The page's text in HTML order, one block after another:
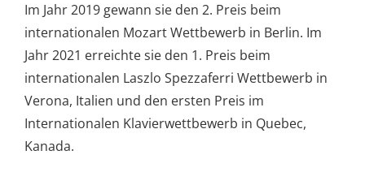
Im Jahr 2019 gewann sie den 2. Preis beim
internationalen Mozart Wettbewerb in Berlin. Im
Jahr 2021 erreichte sie den 1. Preis beim
internationalen Laszlo Spezzaferri Wettbewerb in
Verona, Italien und den ersten Preis im
Internationalen Klavierwettbewerb in Quebec,
Kanada.